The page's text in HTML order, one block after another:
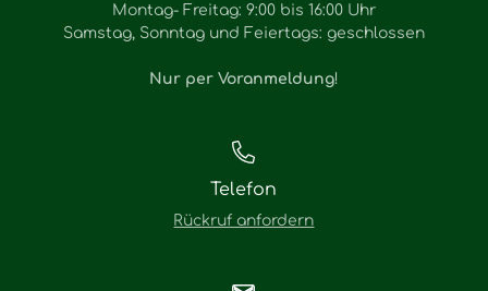
Montag- Freitag: 9:00 bis 16:00 Uhr
Samstag, Sonntag und Feiertags: geschlossen
Nur per Voranmeldung!
Telefon
Rückruf anfordern